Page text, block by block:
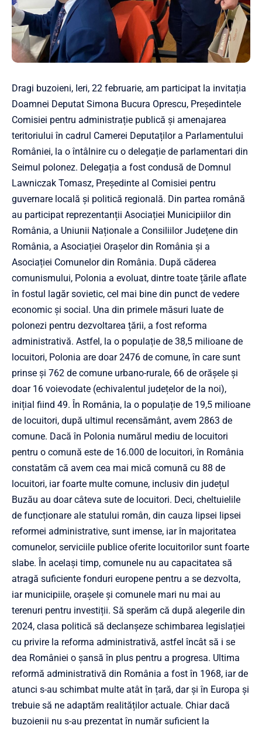
Dragi buzoieni, Ieri, 22 februarie, am participat la invitația
Doamnei Deputat Simona Bucura Oprescu, Președintele
Comisiei pentru administrație publică și amenajarea
teritoriului în cadrul Camerei Deputaților a Parlamentului
României, la o întâlnire cu o delegație de parlamentari din
Seimul polonez. Delegația a fost condusă de Domnul
Lawniczak Tomasz, Președinte al Comisiei pentru
guvernare locală și politică regională. Din partea română
au participat reprezentanții Asociației Municipiilor din
România, a Uniunii Naționale a Consiliilor Județene din
România, a Asociației Orașelor din România și a
Asociației Comunelor din România. După căderea
comunismului, Polonia a evoluat, dintre toate țările aflate
în fostul lagăr sovietic, cel mai bine din punct de vedere
economic și social. Una din primele măsuri luate de
polonezi pentru dezvoltarea țării, a fost reforma
administrativă. Astfel, la o populație de 38,5 milioane de
locuitori, Polonia are doar 2476 de comune, în care sunt
prinse și 762 de comune urbano-rurale, 66 de orășele și
doar 16 voievodate (echivalentul județelor de la noi),
inițial fiind 49. În România, la o populație de 19,5 milioane
de locuitori, după ultimul recensământ, avem 2863 de
comune. Dacă în Polonia numărul mediu de locuitori
pentru o comună este de 16.000 de locuitori, în România
constatăm că avem cea mai mică comună cu 88 de
locuitori, iar foarte multe comune, inclusiv din județul
Buzău au doar câteva sute de locuitori. Deci, cheltuielile
de funcționare ale statului român, din cauza lipsei lipsei
reformei administrative, sunt imense, iar în majoritatea
comunelor, serviciile publice oferite locuitorilor sunt foarte
slabe. În același timp, comunele nu au capacitatea să
atragă suficiente fonduri europene pentru a se dezvolta,
iar municipiile, orașele și comunele mari nu mai au
terenuri pentru investiții. Să sperăm că după alegerile din
2024, clasa politică să declanșeze schimbarea legislației
cu privire la reforma administrativă, astfel încât să i se
dea României o șansă în plus pentru a progresa. Ultima
reformă administrativă din România a fost în 1968, iar de
atunci s-au schimbat multe atât în țară, dar și în Europa și
trebuie să ne adaptăm realităților actuale. Chiar dacă
buzoienii nu s-au prezentat în număr suficient la